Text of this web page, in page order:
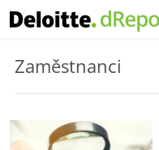
Zaměstnanci